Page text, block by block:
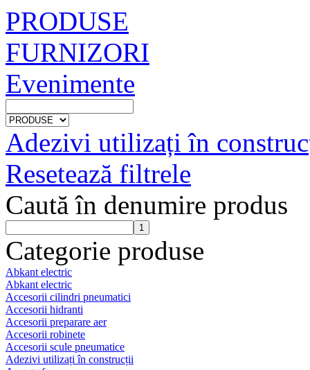
PRODUSE
FURNIZORI
Evenimente
Adezivi utilizați în
Resetează filtrele
Caută în denumire produs
Categorie produse
Abkant electric
Abkant electric
Accesorii cilindri pneumatici
Accesorii hidranti
Accesorii preparare aer
Accesorii robinete
Accesorii scule pneumatice
Adezivi utilizați în construcții